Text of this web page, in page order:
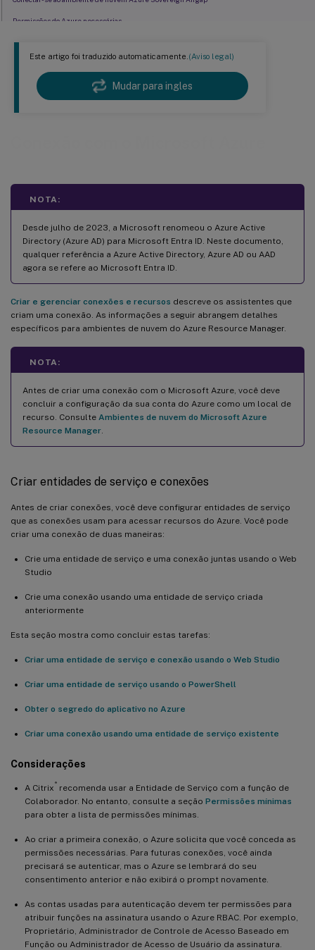
Este artigo foi traduzido automaticamente.(Aviso legal)
Mudar para ingles
NOTA:
Desde julho de 2023, a Microsoft renomeou o Azure Active
Directory (Azure AD) para Microsoft Entra ID. Neste documento,
qualquer referência a Azure Active Directory, Azure AD ou AAD
agora se refere ao Microsoft Entra ID.
Criar e gerenciar conexões e recursos descreve os assistentes que
criam uma conexão. As informações a seguir abrangem detalhes
específicos para ambientes de nuvem do Azure Resource Manager.
NOTA:
Antes de criar uma conexão com o Microsoft Azure, você deve
concluir a configuração da sua conta do Azure como um local de
recurso. Consulte Ambientes de nuvem do Microsoft Azure
Resource Manager
Criar entidades de serviço e conexões
Antes de criar conexões, você deve configurar entidades de serviço
que as conexões usam para acessar recursos do Azure. Você pode
criar uma conexão de duas maneiras:
Crie uma entidade de serviço e uma conexão juntas usando o Web
Studio
Crie uma conexão usando uma entidade de serviço criada
anteriormente
Esta seção mostra como concluir estas tarefas:
Criar uma entidade de serviço e conexão usando o Web Studio
Criar uma entidade de serviço usando o PowerShell
Obter o segredo do aplicativo no Azure
Criar uma conexão usando uma entidade de serviço existente
Considerações
A Citrix ®
recomenda usar a Entidade de Serviço com a função de
Colaborador. No entanto, consulte a seção Permissões mínimas
para obter a lista de permissões mínimas.
Ao criar a primeira conexão, o Azure solicita que você conceda as
permissões necessárias. Para futuras conexões, você ainda
precisará se autenticar, mas o Azure se lembrará do seu
consentimento anterior e não exibirá o prompt novamente.
As contas usadas para autenticação devem ter permissões para
atribuir funções na assinatura usando o Azure RBAC. Por exemplo,
Proprietário, Administrador de Controle de Acesso Baseado em
Função ou Administrador de Acesso de Usuário da assinatura.
Permissões do Azure necessárias
Validar conexão de host em ambiente não secreto do Azure
Validar conexão de host em ambiente secreto do Azure
Onde ir em seguida